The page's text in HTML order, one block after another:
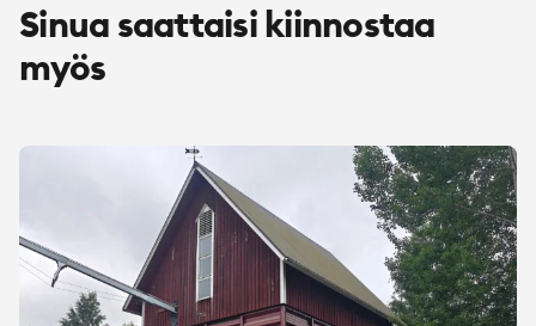
Sinua saattaisi kiinnostaa
myös